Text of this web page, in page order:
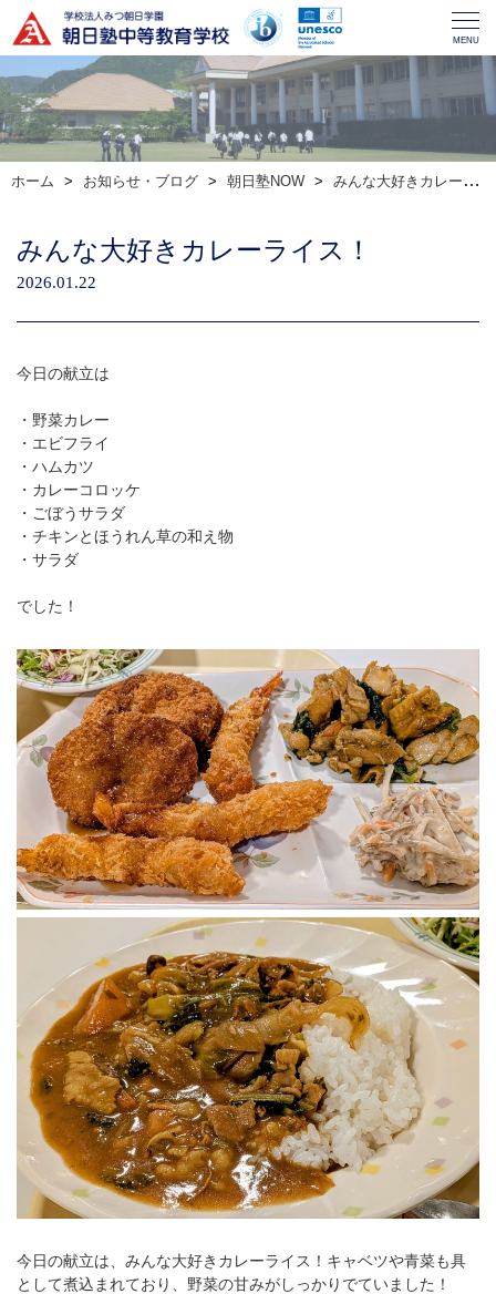
MENU
ホーム お知らせ・ブログ 朝日塾NOW みんな大好きカレーライス！
みんな大好きカレーライス！
2026.01.22
今日の献立は
・野菜カレー
・エビフライ
・ハムカツ
・カレーコロッケ
・ごぼうサラダ
・チキンとほうれん草の和え物
・サラダ
でした！
今日の献立は、みんな大好きカレーライス！キャベツや青菜も具
として煮込まれており、野菜の甘みがしっかりでていました！